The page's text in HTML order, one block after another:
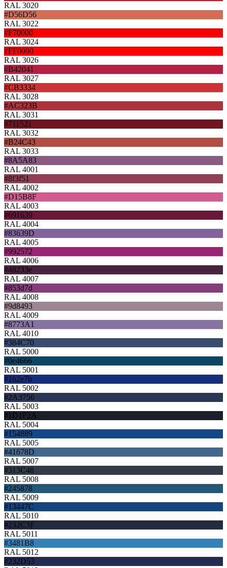
RAL 3020
#D56D56
RAL 3022
#F70000
RAL 3024
#FF0000
RAL 3026
#B42041
RAL 3027
#CB3334
RAL 3028
#AC323B
RAL 3031
#711521
RAL 3032
#B24C43
RAL 3033
#8A5A83
RAL 4001
#8f3f51
RAL 4002
#D15B8F
RAL 4003
#691639
RAL 4004
#83639D
RAL 4005
#992572
RAL 4006
#48233e
RAL 4007
#853d7d
RAL 4008
#9d8493
RAL 4009
#8773A1
RAL 4010
#384C70
RAL 5000
#0e4666
RAL 5001
#162e7b
RAL 5002
#2A3756
RAL 5003
#1D1F2A
RAL 5004
#154889
RAL 5005
#41678D
RAL 5007
#313C48
RAL 5008
#245878
RAL 5009
#13447C
RAL 5010
#232C3F
RAL 5011
#3481B8
RAL 5012
#232D53